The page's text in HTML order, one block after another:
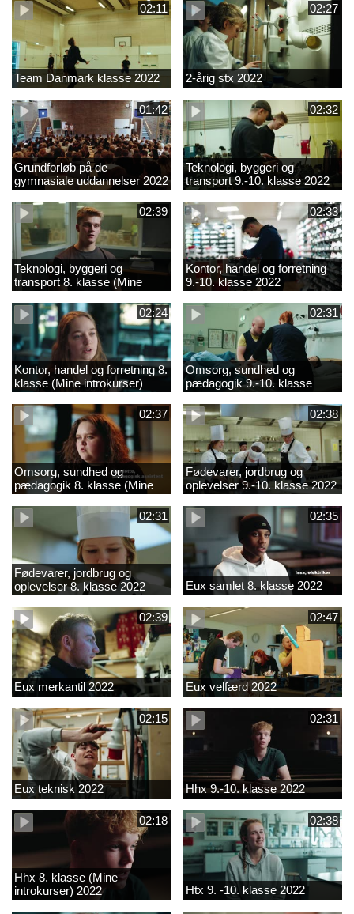
02:11
Team Danmark klasse 2022
02:27
2-årig stx 2022
01:42
Grundforløb på de
gymnasiale uddannelser 2022
02:32
Teknologi, byggeri og
transport 9.-10. klasse 2022
02:39
Teknologi, byggeri og
transport 8. klasse (Mine
introkurser) 2022
02:33
Kontor, handel og forretning
9.-10. klasse 2022
02:24
Kontor, handel og forretning 8.
klasse (Mine introkurser)
2022
02:31
Omsorg, sundhed og
pædagogik 9.-10. klasse
2022
02:37
Omsorg, sundhed og
pædagogik 8. klasse (Mine
introkurser) 2022
02:38
Fødevarer, jordbrug og
oplevelser 9.-10. klasse 2022
02:31
Fødevarer, jordbrug og
oplevelser 8. klasse 2022
02:35
Eux samlet 8. klasse 2022
02:39
Eux merkantil 2022
02:47
Eux velfærd 2022
02:15
Eux teknisk 2022
02:31
Hhx 9.-10. klasse 2022
02:18
Hhx 8. klasse (Mine
introkurser) 2022
02:38
Htx 9. -10. klasse 2022